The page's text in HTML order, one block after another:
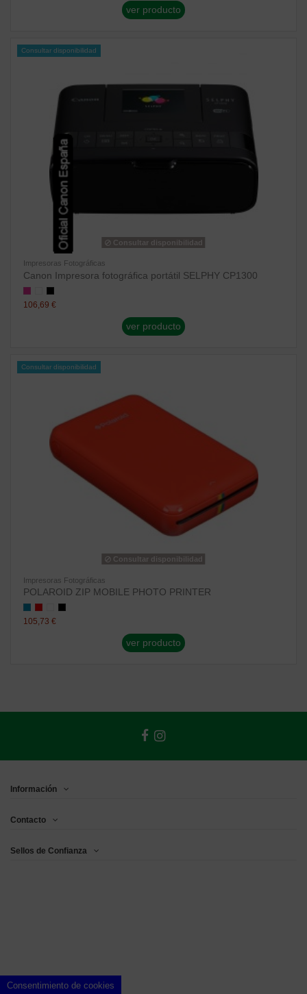
ver producto
Consultar disponibilidad
Consultar disponibilidad
Impresoras Fotográficas
Canon Impresora fotográfica portátil SELPHY CP1300
106,69 €
ver producto
Consultar disponibilidad
Consultar disponibilidad
Impresoras Fotográficas
POLAROID ZIP MOBILE PHOTO PRINTER
105,73 €
ver producto
Información
Contacto
Sellos de Confianza
Consentimiento de cookies